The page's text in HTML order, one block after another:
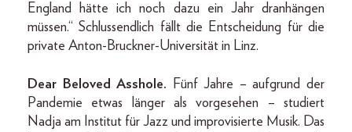
England hätte ich noch dazu ein Jahr dranhängen
müssen.“ Schlussendlich fällt die Entscheidung für die
private Anton-Bruckner-Universität in Linz.
Dear Beloved Asshole. Fünf Jahre – aufgrund der
Pandemie etwas länger als vorgesehen – studiert
Nadja am Institut für Jazz und improvisierte Musik. Das